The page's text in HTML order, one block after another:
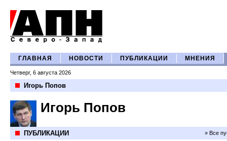
ГЛАВНАЯ НОВОСТИ ПУБЛИКАЦИИ МНЕНИЯ
Четверг, 6 августа 2026
Игорь Попов
Игорь Попов
ПУБЛИКАЦИИ » Все